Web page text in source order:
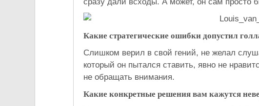
Какие стратегические ошибки допустил
Слишком верил в свой гений, не желал
который он пытался ставить, явно не
не обращать внимания.
Какие конкретные решения вам кажутся